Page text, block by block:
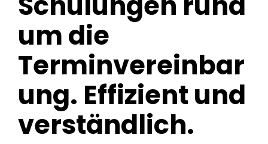
um die
Terminvereinbar
ung. Effizient und
verständlich.